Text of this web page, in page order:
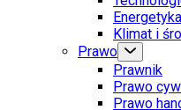
Energetyka
Klimat i
Prawo
Prawnik
Prawo
Prawo